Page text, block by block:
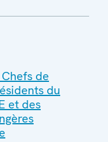
de
du
et des